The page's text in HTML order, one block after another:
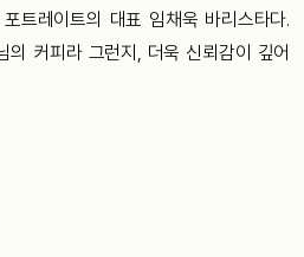
트레이트의 대표 임채욱 바리스타다.
의 커피라 그런지, 더욱 신뢰감이 깊어